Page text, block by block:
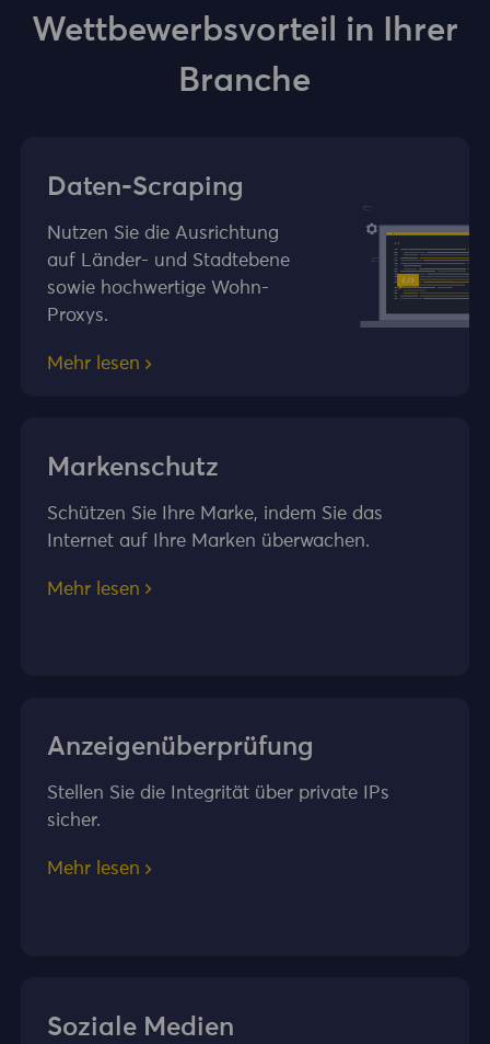
Wettbewerbsvorteil in Ihrer
Branche
Daten-Scraping
Nutzen Sie die Ausrichtung
auf Länder- und Stadtebene
sowie hochwertige Wohn-
Proxys.
Mehr lesen
Markenschutz
Schützen Sie Ihre Marke, indem Sie das
Internet auf Ihre Marken überwachen.
Mehr lesen
Anzeigenüberprüfung
Stellen Sie die Integrität über private IPs
sicher.
Mehr lesen
Soziale Medien